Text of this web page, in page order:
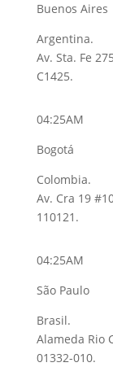
Buenos Aires
Argentina.
Av. Sta. Fe
C1425.
04:25AM
Bogotá
Colombia.
Av. Cra 19
110121.
04:25AM
São Paulo
Brasil.
Alameda Rio
01332-010.